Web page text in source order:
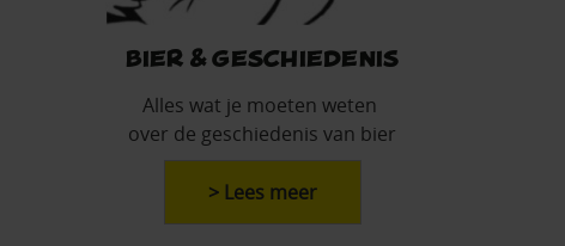
Bier & Geschiedenis
Alles wat je moeten weten
over de geschiedenis van bier
> Lees meer